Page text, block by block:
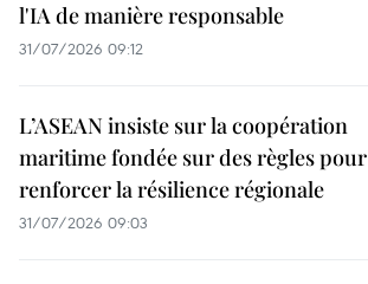
l'IA de manière responsable
31/07/2026 09:12
L’ASEAN insiste sur la coopération
maritime fondée sur des règles pour
renforcer la résilience régionale
31/07/2026 09:03